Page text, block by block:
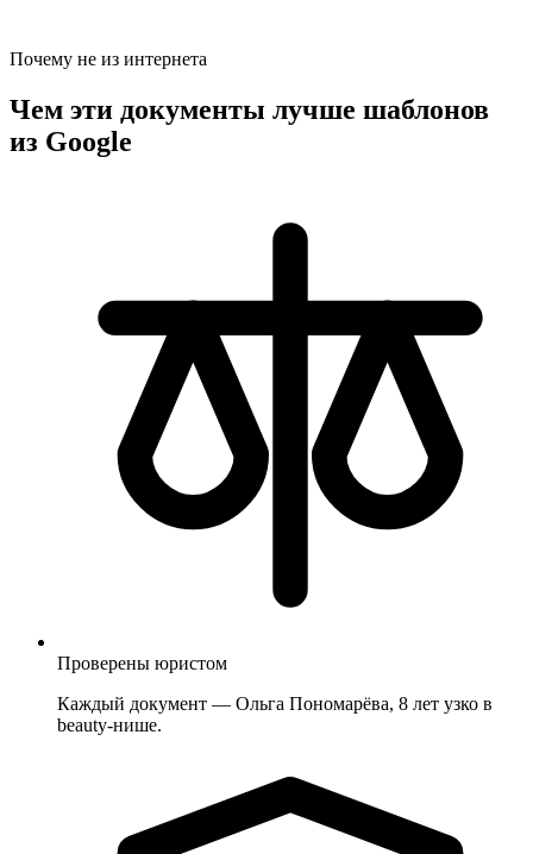
Почему не из интернета
Чем эти документы лучше шаблонов
из Google
Проверены юристом
Каждый документ — Ольга Пономарёва, 8 лет узко в
beauty-нише.